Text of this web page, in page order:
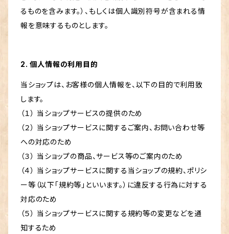
るものを含みます。）、もしくは個人識別符号が含まれる情
報を意味するものとします。
2. 個人情報の利用目的
当ショップは、お客様の個人情報を、以下の目的で利用致
します。
（１） 当ショップサービスの提供のため
（２） 当ショップサービスに関するご案内、お問い合わせ等
への対応のため
（３） 当ショップの商品、サービス等のご案内のため
（４） 当ショップサービスに関する当ショップの規約、ポリシ
ー等（以下「規約等」といいます。）に違反する行為に対する
対応のため
（５） 当ショップサービスに関する規約等の変更などを通
知するため